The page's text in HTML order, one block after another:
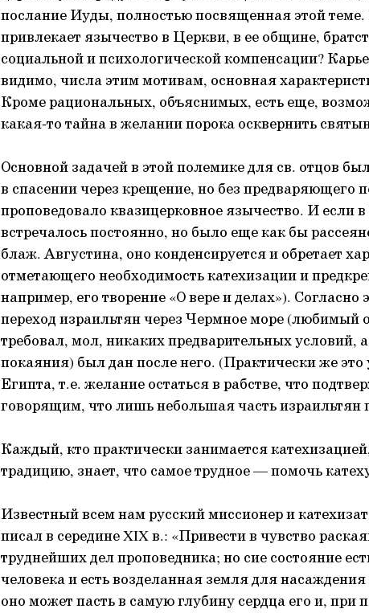
послание Иуды, полностью посвященная этой
привлекает язычество в Церкви, в ее общине,
социальной и психологической компенсации?
видимо, числа этим мотивам, основная
Кроме рациональных, объяснимых, есть еще,
какая-то тайна в желании порока осквернить
Основной задачей в этой полемике для св. отцов
в спасении через крещение, но без предваряющего
проповедовало квазицерковное язычество. И если
встречалось постоянно, но было еще как бы
блаж. Августина, оно конденсируется и обретает
отметающего необходимость катехизации и
например, его творение «О вере и делах»).
переход израильтян через Чермное море (любимый
требовал, мол, никаких предварительных условий,
покаяния) был дан после него. (Практически же
Египта, т.е. желание остаться в рабстве, что
говорящим, что лишь небольшая часть
Каждый, кто практически занимается
традицию, знает, что самое трудное — помочь
Известный всем нам русский миссионер и
писал в середине XIX в.: «Привести в чувство
труднейших дел проповедника; но сие состояние
человека и есть возделанная земля для
оно может пасть в самую глубину сердца его и, при